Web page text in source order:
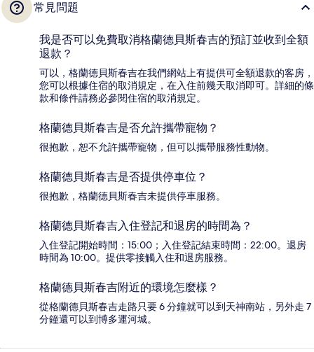
常見問題
我是否可以免費取消格蘭德貝斯春吉的預訂並收到全額
退款？
可以，格蘭德貝斯春吉在我們網站上有提供可全額退款的客房，
您可以根據住宿的取消規定，在入住前幾天取消即可。詳細的條
款和條件請務必參閱住宿的取消規定。
格蘭德貝斯春吉是否允許攜帶寵物？
很抱歉，恕不允許攜帶寵物，但可以攜帶服務性動物。
格蘭德貝斯春吉是否提供停車位？
很抱歉，格蘭德貝斯春吉未提供停車服務。
格蘭德貝斯春吉入住登記和退房的時間為？
入住登記開始時間：15:00；入住登記結束時間：22:00。退房
時間為 10:00。提供零接觸入住和退房服務。
格蘭德貝斯春吉附近的環境怎麼樣？
從格蘭德貝斯春吉走路只要 6 分鐘就可以到天神南站，另外走 7
分鐘還可以到博多運河城。